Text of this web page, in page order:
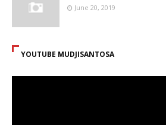
June 20, 2019
YOUTUBE MUDJISANTOSA